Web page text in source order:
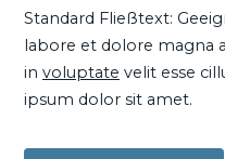
Standard Fließtext:
labore et dolore magna
in voluptate velit esse
ipsum dolor sit amet.